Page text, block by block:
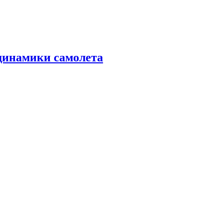
самолета